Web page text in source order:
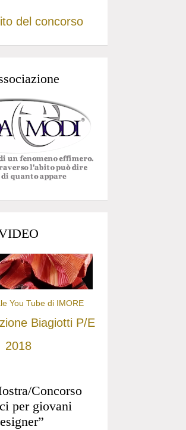
del concorso
You Tube di IMORE
Biagiotti P/E
2018
Concorso
per giovani